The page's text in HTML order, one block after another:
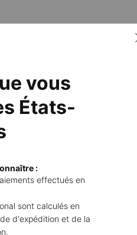
du vieillissement
vous
États-
:
effectués en
sont calculés en
d'expédition et de la